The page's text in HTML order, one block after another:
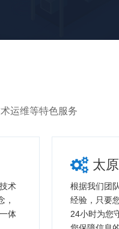
运维等特色服务
术
，
体
太
根据我们团
经验，只要
24小时为您